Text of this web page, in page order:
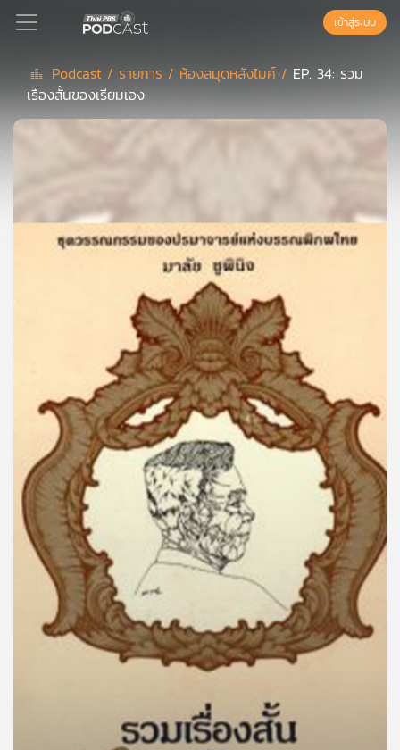
Podcast
สต์
คุณ
เพลง
บทความ
เข้าสู่ระบบ
Podcast / รายการ / ห้องสมุดหลังไมค์ / EP. 34: รวม
เรื่องสั้นของเรียมเอง